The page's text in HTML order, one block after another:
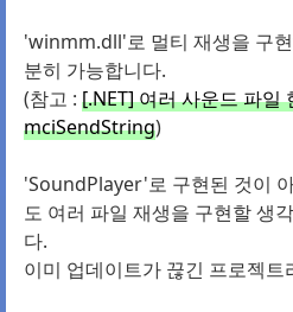
'winmm.dll'로 멀티 재생을 구
분히 가능합니다.
(참고 : [.NET] 여러 사운드 파일
mciSendString)
'SoundPlayer'로 구현된 것이
도 여러 파일 재생을 구현할 생
다.
이미 업데이트가 끊긴 프로젝트